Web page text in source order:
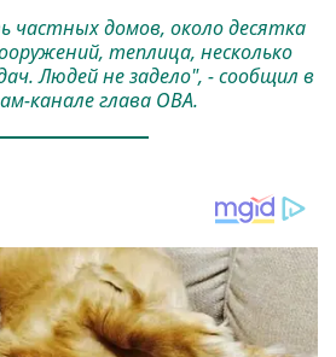
домов, около десятка
теплица, несколько
Людей не задело", - сообщил в
канале глава ОВА.